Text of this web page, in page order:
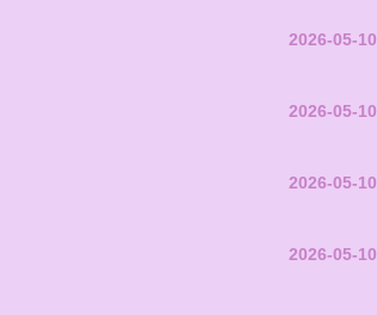
2026-05-10
2026-05-10
2026-05-10
2026-05-10